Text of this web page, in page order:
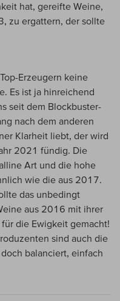
hat, gereifte Weine,
zu ergattern, der sollte
Erzeugern keine
Es ist ja hinreichend
seit dem Blockbuster-
nach dem anderen
Klarheit liebt, der wird
2021 fündig. Die
Art und die hohe
wie die aus 2017.
das unbedingt
aus 2016 mit ihrer
die Ewigkeit gemacht!
sind auch die
balanciert, einfach